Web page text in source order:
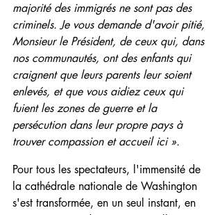
majorité des immigrés ne sont pas des
criminels. Je vous demande d'avoir pitié,
Monsieur le Président, de ceux qui, dans
nos communautés, ont des enfants qui
craignent que leurs parents leur soient
enlevés, et que vous aidiez ceux qui
fuient les zones de guerre et la
persécution dans leur propre pays à
trouver compassion et accueil ici ».
Pour tous les spectateurs, l'immensité de
la cathédrale nationale de Washington
s'est transformée, en un seul instant, en